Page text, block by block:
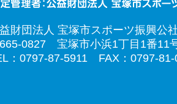
財団法人 宝塚市スポーツ振興公
0827 宝塚市小浜1丁目1番11
：0797-87-5911 FAX：0797-81-